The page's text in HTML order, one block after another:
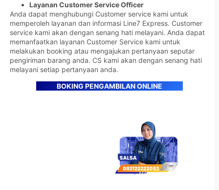
Layanan Customer Service Officer
Anda dapat menghubungi Customer service kami untuk
memperoleh layanan dan informasi Line7 Express. Customer
service kami akan dengan senang hati melayani. Anda dapat
memanfaatkan layanan Customer Service kami untuk
melakukan booking atau mengajukan pertanyaan seputar
pengiriman barang anda. CS kami akan dengan senang hati
melayani setiap pertanyaan anda.
BOKING PENGAMBILAN ONLINE